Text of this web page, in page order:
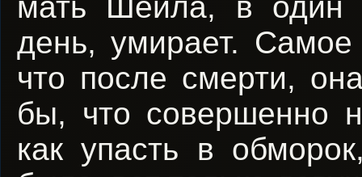
мать Шейла, в один
день, умирает.
что после смерти,
бы, что совершенно
как упасть в